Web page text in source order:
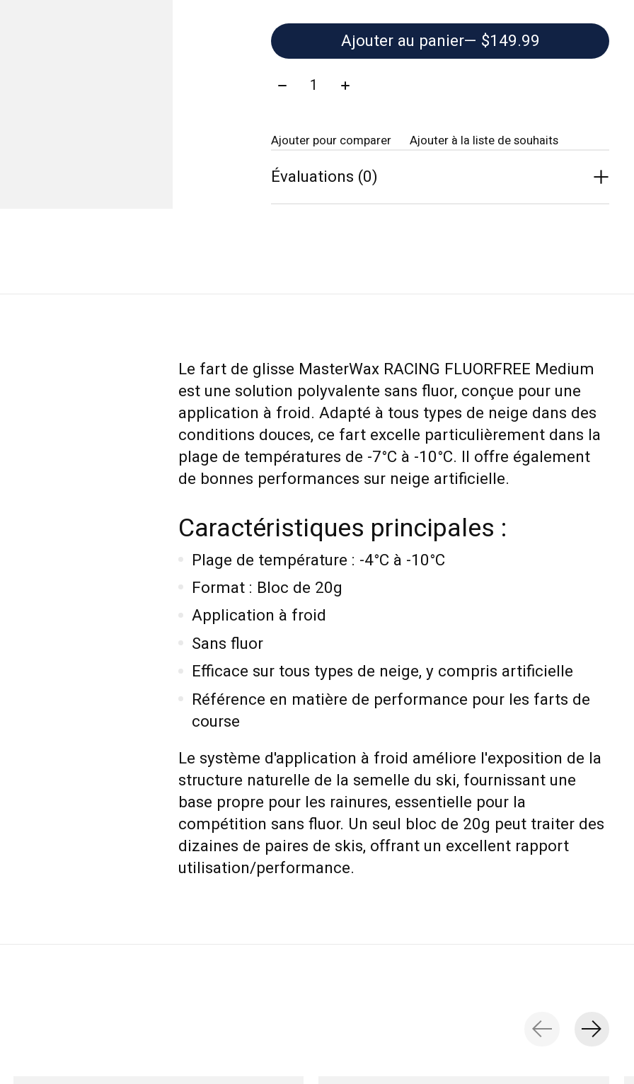
Ajouter au panier
— $149.99
Quantité:
Ajouter pour comparer Ajouter à la liste de souhaits
Évaluations (0)
Le fart de glisse MasterWax RACING FLUORFREE Medium
est une solution polyvalente sans fluor, conçue pour une
application à froid. Adapté à tous types de neige dans des
conditions douces, ce fart excelle particulièrement dans la
plage de températures de -7°C à -10°C. Il offre également
de bonnes performances sur neige artificielle.
Caractéristiques principales :
Plage de température : -4°C à -10°C
Format : Bloc de 20g
Application à froid
Sans fluor
Efficace sur tous types de neige, y compris artificielle
Référence en matière de performance pour les farts de
course
Le système d'application à froid améliore l'exposition de la
structure naturelle de la semelle du ski, fournissant une
base propre pour les rainures, essentielle pour la
compétition sans fluor. Un seul bloc de 20g peut traiter des
dizaines de paires de skis, offrant un excellent rapport
utilisation/performance.